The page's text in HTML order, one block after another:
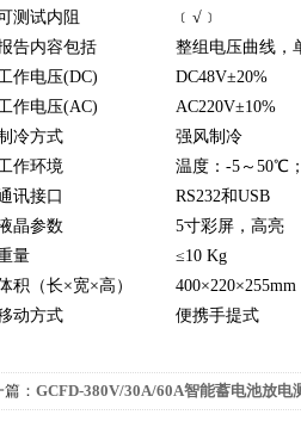
测试内阻
﹝√﹞
告内容包括
整组电压曲线，
作电压(DC)
DC48V±20%
作电压(AC)
AC220V±10%
冷方式
强风制冷
作环境
温度：-5～50℃
讯接口
RS232和USB
晶参数
5寸彩屏，高亮
量
≤10 Kg
积（长×宽×高）
400×220×255mm
动方式
便携手提式
： GCFD-380V/30A/60A智能蓄电池放电